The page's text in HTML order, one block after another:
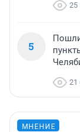
25
5
21
МНЕНИЕ